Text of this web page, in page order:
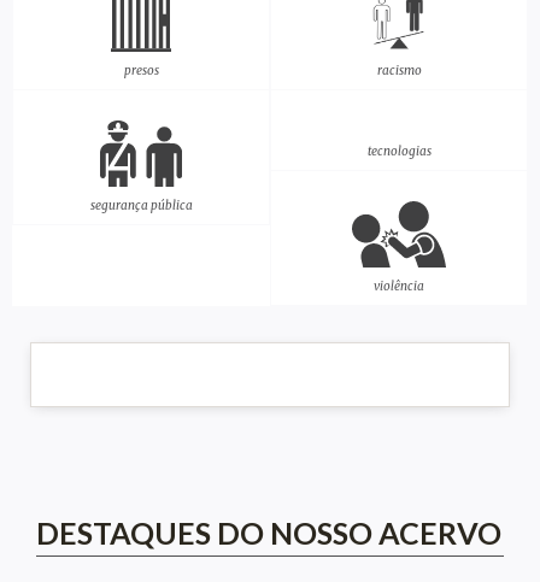
presos racismo
segurança pública
tecnologias
violência
DESTAQUES DO NOSSO ACERVO